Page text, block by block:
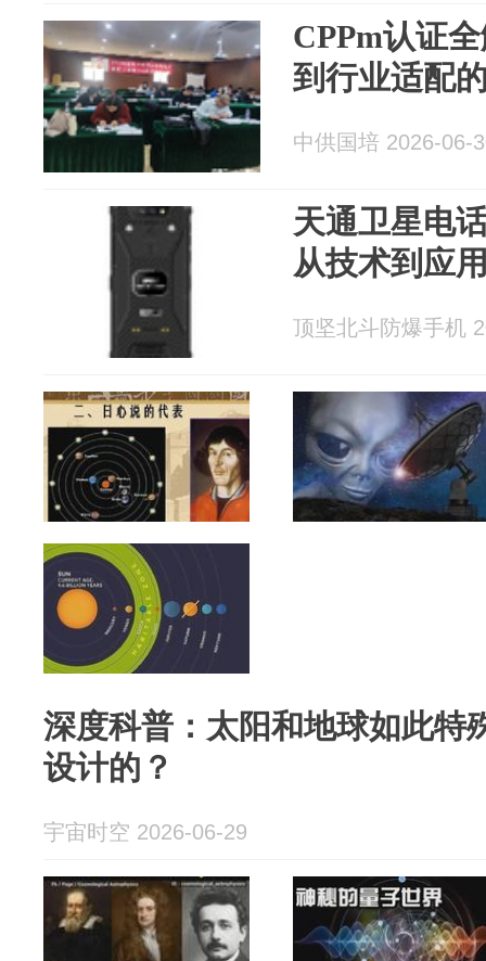
CPPm认证
到行业适配
中供国培 2026-06-
天通卫星电
从技术到应
顶坚北斗防爆手机
深度科普：太阳和地球如此特
设计的？
宇宙时空 2026-06-29